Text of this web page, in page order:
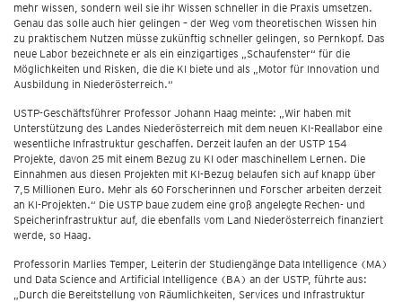
mehr wissen, sondern weil sie ihr Wissen schneller in die Praxis umsetzen.
Genau das solle auch hier gelingen – der Weg vom theoretischen Wissen hin
zu praktischem Nutzen müsse zukünftig schneller gelingen, so Pernkopf. Das
neue Labor bezeichnete er als ein einzigartiges „Schaufenster“ für die
Möglichkeiten und Risken, die die KI biete und als „Motor für Innovation und
Ausbildung in Niederösterreich.“
USTP-Geschäftsführer Professor Johann Haag meinte: „Wir haben mit
Unterstützung des Landes Niederösterreich mit dem neuen KI-Reallabor eine
wesentliche Infrastruktur geschaffen. Derzeit laufen an der USTP 154
Projekte, davon 25 mit einem Bezug zu KI oder maschinellem Lernen. Die
Einnahmen aus diesen Projekten mit KI-Bezug belaufen sich auf knapp über
7,5 Millionen Euro. Mehr als 60 Forscherinnen und Forscher arbeiten derzeit
an KI-Projekten.“ Die USTP baue zudem eine groß angelegte Rechen- und
Speicherinfrastruktur auf, die ebenfalls vom Land Niederösterreich finanziert
werde, so Haag.
Professorin Marlies Temper, Leiterin der Studiengänge Data Intelligence (MA)
und Data Science and Artificial Intelligence (BA) an der USTP, führte aus:
„Durch die Bereitstellung von Räumlichkeiten, Services und Infrastruktur